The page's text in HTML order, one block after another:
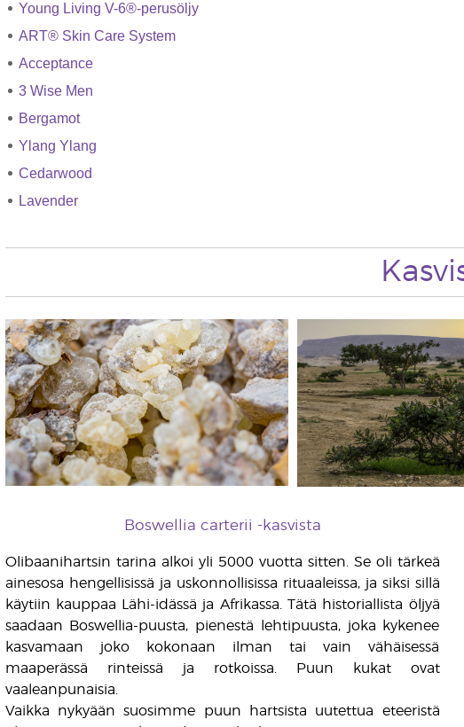
Young Living V-6®-perusöljy
ART® Skin Care System
Acceptance
3 Wise Men
Bergamot ​
Ylang Ylang
Cedarwood
Lavender
Boswellia carterii -kasvista
Olibaanihartsin tarina alkoi yli 5000 vuotta sitten. Se oli tärkeä
ainesosa hengellisissä ja uskonnollisissa rituaaleissa, ja siksi sillä
käytiin kauppaa Lähi-idässä ja Afrikassa. Tätä historiallista öljyä
saadaan Boswellia-puusta, pienestä lehtipuusta, joka kykenee
kasvamaan joko kokonaan ilman tai vain vähäisessä
maaperässä rinteissä ja rotkoissa. Puun kukat ovat
vaaleanpunaisia.
Vaikka nykyään suosimme puun hartsista uutettua eteeristä